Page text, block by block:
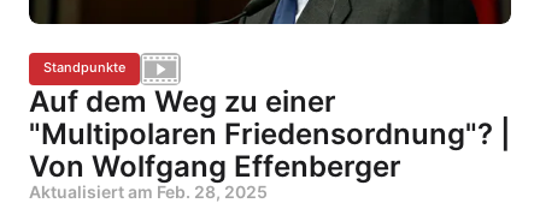
Standpunkte
Auf dem Weg zu einer
"Multipolaren Friedensordnung"? |
Von Wolfgang Effenberger
Aktualisiert am Feb. 28, 2025